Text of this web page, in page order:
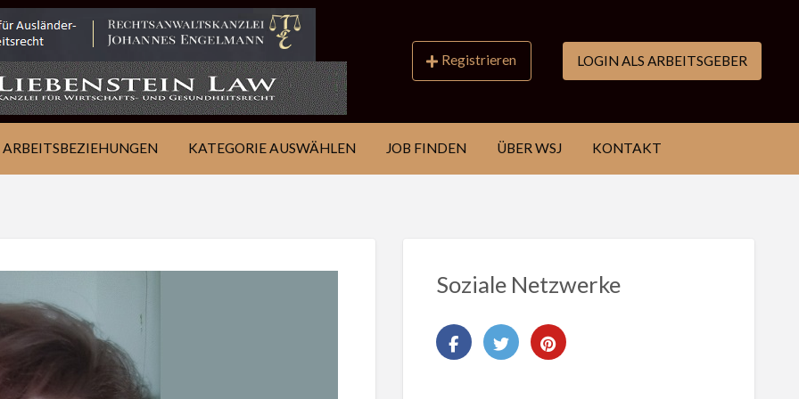
JOB
FINDEN
ÜBER
WSJ
KONTAKT
Registrieren LOGIN ALS ARBEITSGEBER
ARBEITSBEZIEHUNGEN KATEGORIE AUSWÄHLEN JOB FINDEN ÜBER WSJ KONTAKT
Soziale Netzwerke